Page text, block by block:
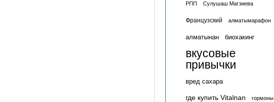
РПП Сулушаш Магзиева
Французский алматымарафон
алматынан биохакинг
вкусовые
привычки
вред сахара
где купить Vitalnan гормоны